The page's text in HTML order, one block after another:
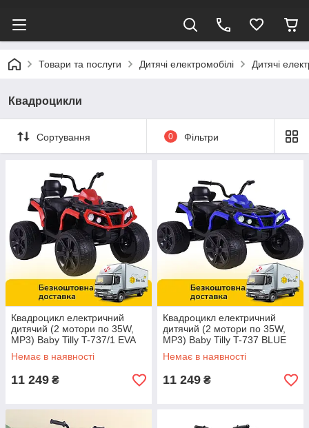
Товари та послуги Дитячі електромобілі Дитячі
Квадроцикли
Сортування 0 Фільтри
Квадроцикл електричний
дитячий (2 мотори по 35W,
МР3) Baby Tilly T-737/1 EVA
RED Червоний | Дитячий
електромобіль Тіллі
Немає в наявності
11 249 ₴
Квадроцикл електричний
дитячий (2 мотори по 35W,
МР3) Baby Tilly T-737 BLUE
Синій | Дитячий
електромобіль Тіллі
Немає в наявності
11 249 ₴